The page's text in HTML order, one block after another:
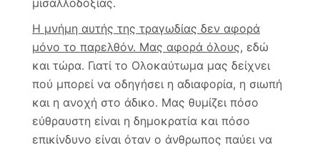
μισαλλοδοξίας.
Η μνήμη αυτής της τραγωδίας δεν αφορά
μόνο το παρελθόν. Μας αφορά όλους, εδώ
και τώρα. Γιατί το Ολοκαύτωμα μας δείχνει
πού μπορεί να οδηγήσει η αδιαφορία, η σιωπή
και η ανοχή στο άδικο. Μας θυμίζει πόσο
εύθραυστη είναι η δημοκρατία και πόσο
επικίνδυνο είναι όταν ο άνθρωπος παύει να